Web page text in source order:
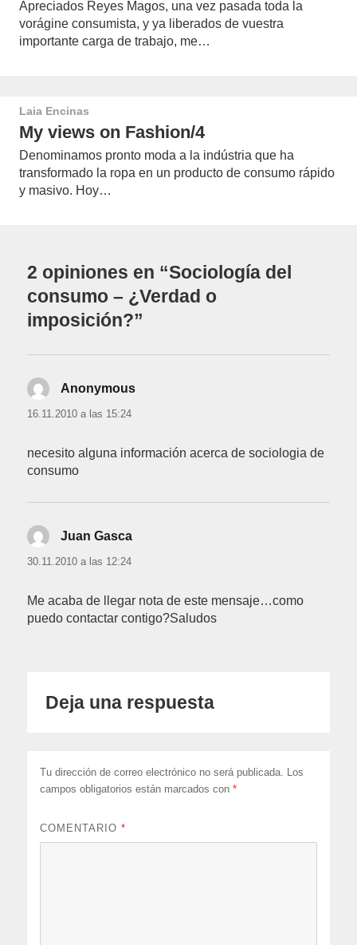
Apreciados Reyes Magos, una vez pasada toda la
vorágine consumista, y ya liberados de vuestra
importante carga de trabajo, me…
Laia Encinas
My views on Fashion/4
Denominamos pronto moda a la indústria que ha
transformado la ropa en un producto de consumo rápido
y masivo. Hoy…
2 opiniones en “Sociología del
consumo – ¿Verdad o
imposición?”
Anonymous
16.11.2010 a las 15:24
necesito alguna información acerca de sociologia de
consumo
Juan Gasca
30.11.2010 a las 12:24
Me acaba de llegar nota de este mensaje…como
puedo contactar contigo?Saludos
Deja una respuesta
Tu dirección de correo electrónico no será publicada. Los
campos obligatorios están marcados con*
COMENTARIO*